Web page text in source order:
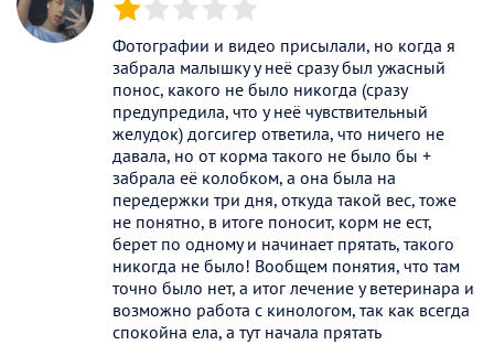
(*) ( ) ( ) ( ) ( )
Фотографии и видео присылали, но когда я
забрала малышку у неё сразу был ужасный
понос, какого не было никогда (сразу
предупредила, что у неё чувствительный
желудок) догсигер ответила, что ничего не
давала, но от корма такого не было бы +
забрала её колобком, а она была на
передержки три дня, откуда такой вес, тоже
не понятно, в итоге поносит, корм не ест,
берет по одному и начинает прятать, такого
никогда не было! Вообщем понятия, что там
точно было нет, а итог лечение у ветеринара и
возможно работа с кинологом, так как всегда
спокойна ела, а тут начала прятать